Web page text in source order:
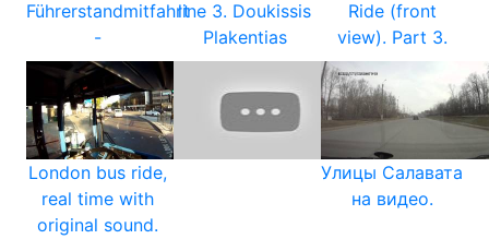
Führerstandmitfahrt
-
line 3. Doukissis
Plakentias
Ride (front
view). Part 3.
London bus ride,
real time with
original sound.
Улицы Салавата
на видео.